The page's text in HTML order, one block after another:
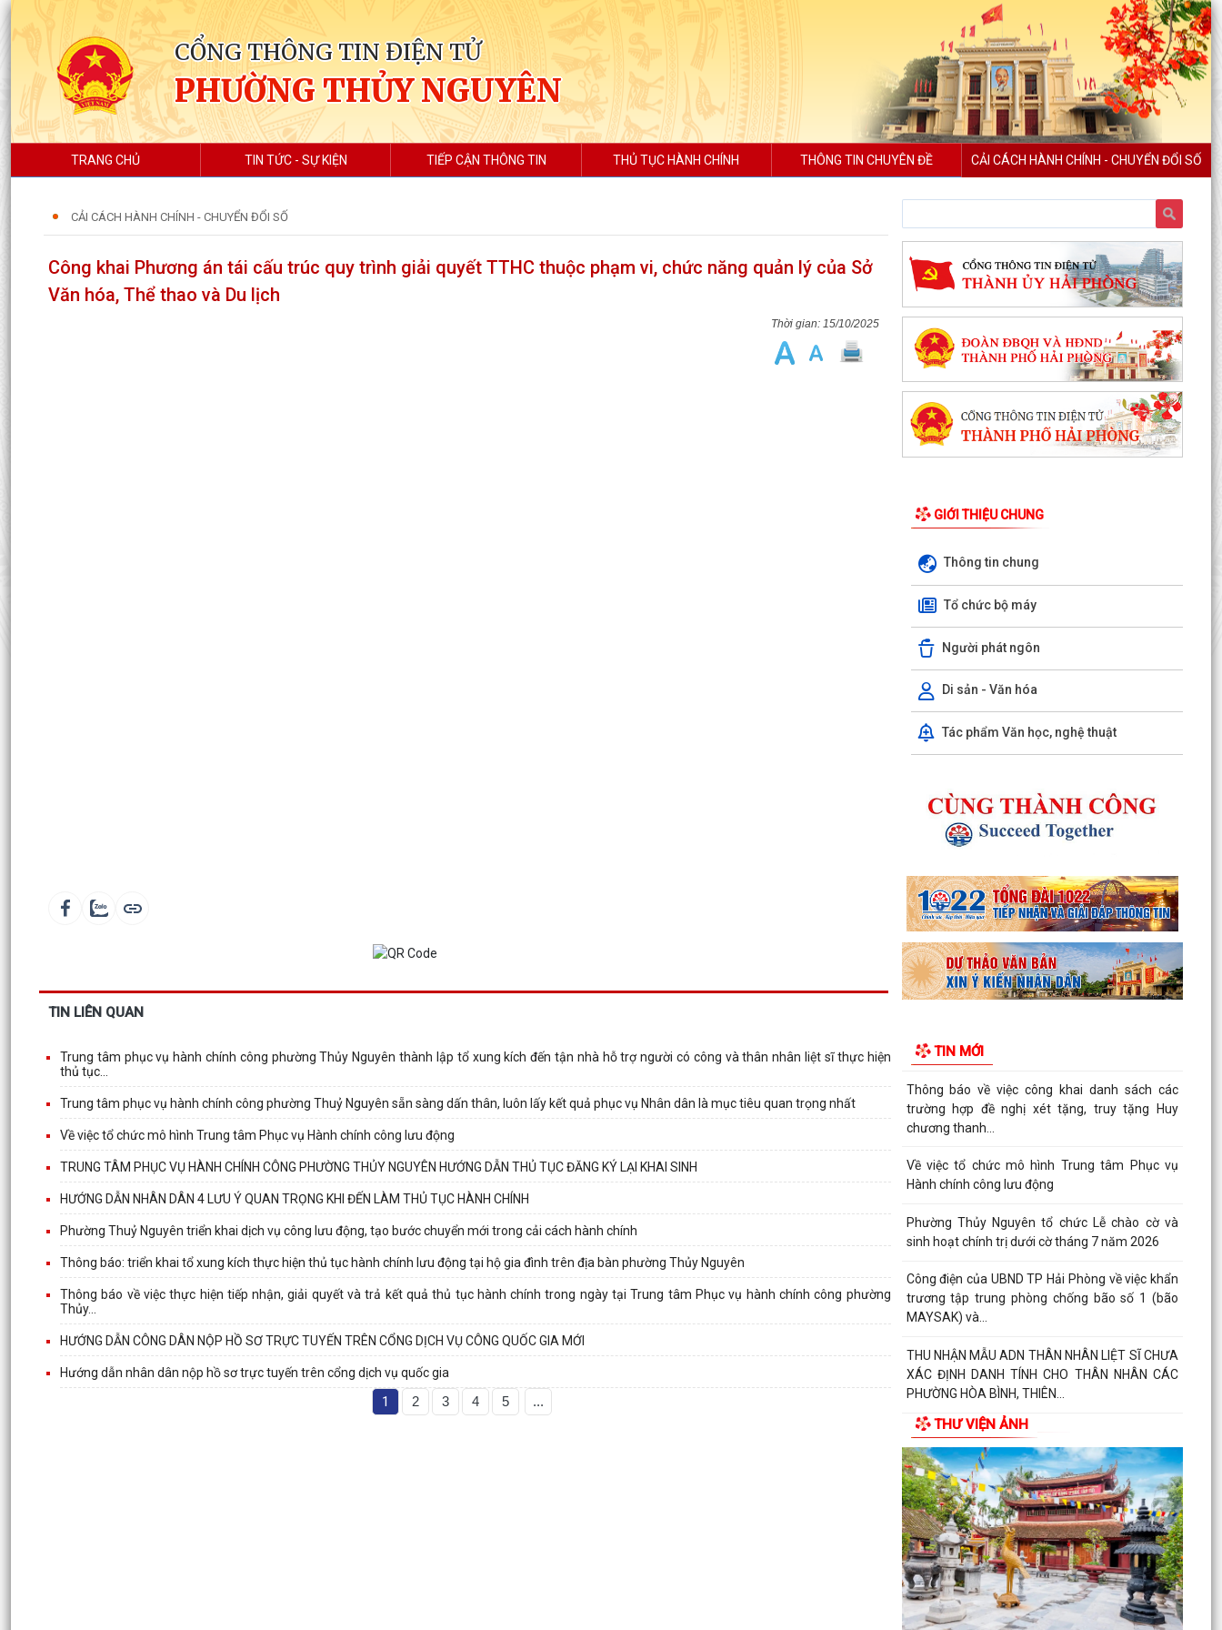
CỔNG THÔNG TIN ĐIỆN TỬ
PHƯỜNG THỦY NGUYÊN
TRANG CHỦ TIN TỨC - SỰ KIỆN TIẾP CẬN THÔNG TIN THỦ TỤC HÀNH CHÍNH THÔNG TIN CHUYÊN ĐỀ CẢI CÁCH HÀNH CHÍNH - CHUYỂN ĐỔI SỐ
CẢI CÁCH HÀNH CHÍNH - CHUYỂN ĐỔI SỐ
Công khai Phương án tái cấu trúc quy trình giải quyết TTHC thuộc phạm vi, chức năng quản lý của Sở
Văn hóa, Thể thao và Du lịch
15/10/2025
TIN LIÊN QUAN
Trung tâm phục vụ hành chính công phường Thủy Nguyên thành lập tổ xung kích đến tận nhà hỗ trợ người có công và thân nhân liệt sĩ thực hiện
thủ tục...
Trung tâm phục vụ hành chính công phường Thuỷ Nguyên sẵn sàng dấn thân, luôn lấy kết quả phục vụ Nhân dân là mục tiêu quan trọng nhất
Về việc tổ chức mô hình Trung tâm Phục vụ Hành chính công lưu động
TRUNG TÂM PHỤC VỤ HÀNH CHÍNH CÔNG PHƯỜNG THỦY NGUYÊN HƯỚNG DẪN THỦ TỤC ĐĂNG KÝ LẠI KHAI SINH
HƯỚNG DẪN NHÂN DÂN 4 LƯU Ý QUAN TRỌNG KHI ĐẾN LÀM THỦ TỤC HÀNH CHÍNH
Phường Thuỷ Nguyên triển khai dịch vụ công lưu động, tạo bước chuyển mới trong cải cách hành chính
Thông báo: triển khai tổ xung kích thực hiện thủ tục hành chính lưu động tại hộ gia đình trên địa bàn phường Thủy Nguyên
Thông báo về việc thực hiện tiếp nhận, giải quyết và trả kết quả thủ tục hành chính trong ngày tại Trung tâm Phục vụ hành chính công phường
Thủy...
HƯỚNG DẪN CÔNG DÂN NỘP HỒ SƠ TRỰC TUYẾN TRÊN CỔNG DỊCH VỤ CÔNG QUỐC GIA MỚI
Hướng dẫn nhân dân nộp hồ sơ trực tuyến trên cổng dịch vụ quốc gia
1 2 3 4 5 ...
GIỚI THIỆU CHUNG
Thông tin chung
Tổ chức bộ máy
Người phát ngôn
Di sản - Văn hóa
Tác phẩm Văn học, nghệ thuật
TIN MỚI
Kế hoạch 90 ngày làm sạch, làm giàu, chuẩn
hóa dữ liệu của 12 cơ sở dữ liệu chuyên ngành y
HỘI ĐỒNG NHÂN DÂN PHƯỜNG THỦY NGUYÊN
KHÓA II, NHIỆM KỲ 2026...
hồi đất để thực hiện Dự án đầu tư xây dựng
tuyến...
án đầu tư xây dựng tuyến đường từ khu đô thị
Bắc sông...
bàn...
Thông báo về việc công khai danh sách các
trường hợp đề nghị xét tặng, truy tặng Huy
chương thanh...
Về việc tổ chức mô hình Trung tâm Phục vụ
Hành chính công lưu động
Phường Thủy Nguyên tổ chức Lễ chào cờ và
sinh hoạt chính trị dưới cờ tháng 7 năm 2026
Công điện của UBND TP Hải Phòng về việc khẩn
trương tập trung phòng chống bão số 1 (bão
MAYSAK) và...
THU NHẬN MẪU ADN THÂN NHÂN LIỆT SĨ CHƯA
XÁC ĐỊNH DANH TÍNH CHO THÂN NHÂN CÁC
PHƯỜNG HÒA BÌNH, THIÊN...
THÔNG BÁO Lịch tiếp công dân định kỳ của Chủ
tịch Ủy ban nhân dân phường Thủy Nguyên 6
tháng cuối...
PHƯỜNG THỦY NGUYÊN TRIỂN KHAI KẾ HOẠCH
THU NHẬN MẪU ADN THÂN NHÂN LIỆT SĨ CHƯA
XÁC ĐỊNH DANH TÍNH
PHƯỜNG THỦY NGUYÊN TRIỂN KHAI VẬN ĐỘNG
ỦNG HỘ QUỸ "ĐỀN ƠN ĐÁP NGHĨA" NĂM 2026
THƯ VIỆN ẢNH